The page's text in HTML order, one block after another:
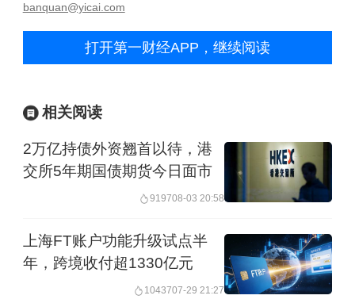
banquan@yicai.com
打开第一财经APP，继续阅读
相关阅读
2万亿持债外资翘首以待，港
交所5年期国债期货今日面市
919708-03 20:58
上海FT账户功能升级试点半
年，跨境收付超1330亿元
1043707-29 21:27